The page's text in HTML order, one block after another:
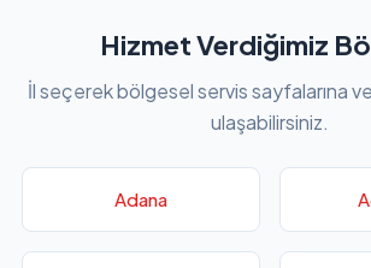
Hizmet Verdiğimiz
İl seçerek bölgesel servis sayfalarına
ulaşabilirsiniz.
Adana